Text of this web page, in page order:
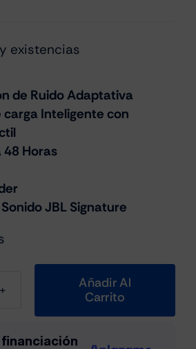
existencias
de Ruido Adaptativa
carga Inteligente con
Horas
JBL Signature
Añadir Al
Carrito